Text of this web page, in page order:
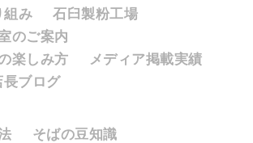
組み
石臼製粉工場
のご案内
楽しみ方
メディア掲載実績
長ブログ
そばの豆知識